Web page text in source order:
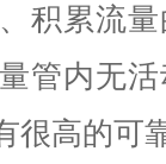
积累流
管内无
很高的可